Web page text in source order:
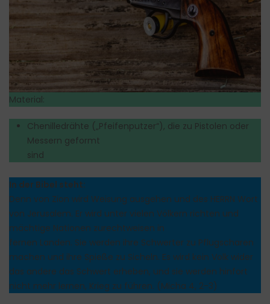
Material:
Chenilledrähte („Pfeifenputzer“), die zu Pistolen oder
Messern geformt
sind
In der Bibel steht:
Denn von Zion wird Weisung ausgehen und des HERRN Wort
von Jerusalem. Er wird unter vielen Völkern richten und
mächtige Nationen zurechtweisen in
fernen Landen. Sie werden ihre Schwerter zu Pflugscharen
machen und ihre Spieße zu Sicheln. Es wird kein Volk wider
das andere das Schwert erheben, und sie werden hinfort
nicht mehr lernen, Krieg zu führen. (Micha 4, 2-3)